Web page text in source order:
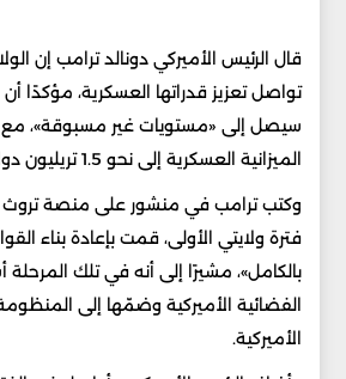
قال الرئيس الأميركي دونالد ترامب إن
تواصل تعزيز قدراتها العسكرية، مؤكدًا
سيصل إلى «مستويات غير مسبوقة»،
الميزانية العسكرية إلى نحو 1.5 تريليون دولار.
وكتب ترامب في منشور على منصة تروث
فترة ولايتي الأولى، قمت بإعادة بناء
بالكامل»، مشيرًا إلى أنه في تلك
الفضائية الأميركية وضمّها إلى
الأميركية.